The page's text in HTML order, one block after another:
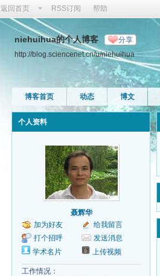
返回首页 RSS订阅 帮助
niehuihua的个人博客 分享
http://blog.sciencenet.cn/u/niehuihua
博客首页 动态 博文
个人资料
聂辉华
加为好友
给我留言
打个招呼
发送消息
学术名片
上传视频
工作情况：